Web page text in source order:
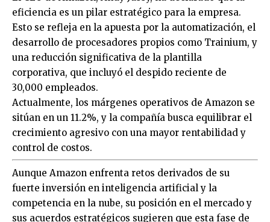
eficiencia es un pilar estratégico para la empresa.
Esto se refleja en la apuesta por la automatización, el
desarrollo de procesadores propios como Trainium, y
una reducción significativa de la plantilla
corporativa, que incluyó el despido reciente de
30,000 empleados.
Actualmente, los márgenes operativos de Amazon se
sitúan en un 11.2%, y la compañía busca equilibrar el
crecimiento agresivo con una mayor rentabilidad y
control de costos.
Aunque Amazon enfrenta retos derivados de su
fuerte inversión en inteligencia artificial y la
competencia en la nube, su posición en el mercado y
sus acuerdos estratégicos sugieren que esta fase de